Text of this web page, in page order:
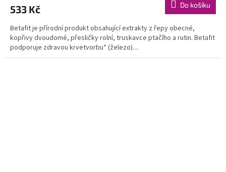
533 Kč Do košíku
Betafit je přírodní produkt obsahující extrakty z řepy obecné,
kopřivy dvoudomé, přesličky rolní, truskavce ptačího a rutin. Betafit
podporuje zdravou krvetvorbu* (železo)....